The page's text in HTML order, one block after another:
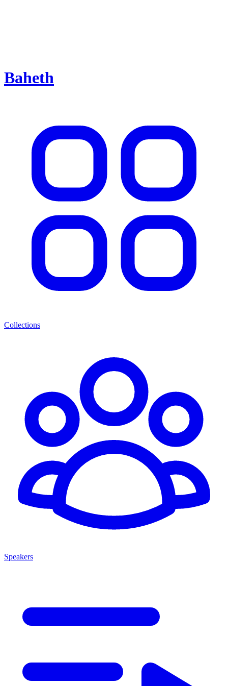
Baheth
Collections
Speakers